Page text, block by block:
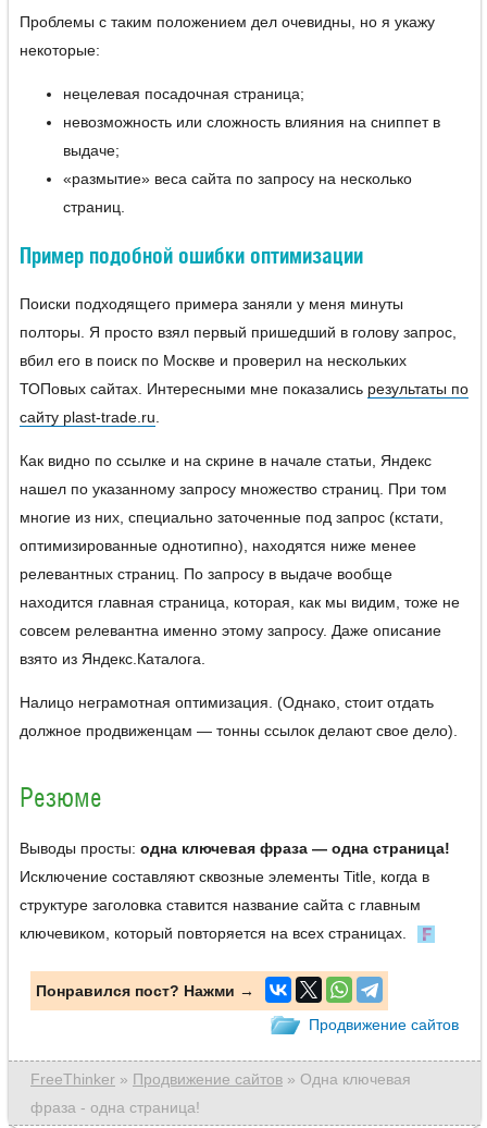
Проблемы с таким положением дел очевидны, но я укажу
некоторые:
нецелевая посадочная страница;
невозможность или сложность влияния на сниппет в
выдаче;
«размытие» веса сайта по запросу на несколько
страниц.
Пример подобной ошибки оптимизации
Поиски подходящего примера заняли у меня минуты
полторы. Я просто взял первый пришедший в голову запрос,
вбил его в поиск по Москве и проверил на нескольких
ТОПовых сайтах. Интересными мне показались результаты по
сайту plast-trade.ru
Как видно по ссылке и на скрине в начале статьи, Яндекс
нашел по указанному запросу множество страниц. При том
многие из них, специально заточенные под запрос (кстати,
оптимизированные однотипно), находятся ниже менее
релевантных страниц. По запросу в выдаче вообще
находится главная страница, которая, как мы видим, тоже не
совсем релевантна именно этому запросу. Даже описание
взято из Яндекс.Каталога.
Налицо неграмотная оптимизация. (Однако, стоит отдать
должное продвиженцам — тонны ссылок делают свое дело).
Резюме
Выводы просты: одна ключевая фраза — одна страница!
Исключение составляют сквозные элементы Title, когда в
структуре заголовка ставится название сайта с главным
ключевиком, который повторяется на всех страницах.
Понравился пост? Нажми →
Продвижение сайтов
FreeThinker » Продвижение сайтов » Одна ключевая
фраза - одна страница!